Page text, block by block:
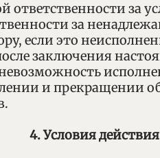
ответственности за
за
если это
заключения
и прекращении
4. Условия